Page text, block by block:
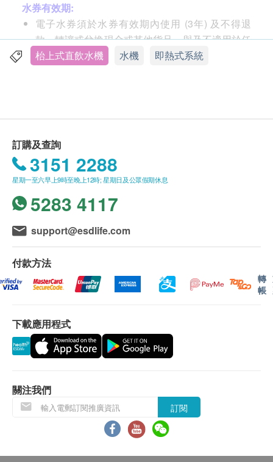
溫熱水機
出水口設有顏色指示燈，燈光會顯示出水溫度。
配有時間顯示及實際出水溫度。
備有磁吸式接水盤，出水時方便不同尺吋的水杯使
即熱式系統，可持續供應三種溫度(室溫水/70°C
/100°C)的熱水。
適用於4.5 / 8 / 12 公升樽裝水使用。
安全標誌/認證: IEC, EMF
水券有效期:
電子水券須於水券有效期內使用 (3年) 及不得退
款、轉讓或兌換現金或其他貨品，與及不適用於任
何臨時更改的送貨地址。
界的一般地區。
送貨服務不適用於偏遠地區 (例如: 禁區) 、離島、
愉景灣、流浮山、馬灣 (東涌市鎮除外)等地區及某
些偏遠區域或屈臣氏蒸餾水車輛難以到達之地方。
送貨費用:
樽裝蒸餾水 : 客戶每次須訂購最少兩箱8公升/ 12公
升/ 18公升裝蒸餾水方可享有免費送貨服務。
水機 : 享免費送貨服務
直接到達的地點及備有升降機能直接到達或步行不
多於20級樓梯之樓層。
位於無升降機設施的樓層或相應的送貨路程，由第
費及每層每支貨品港幣5元的行政費。
訂購須知
健康網購health.ESDlife只接受在香港的指定送貨
的帳單地址的訂單。
枱上式直飲水機 水機 即熱式系統
訂購及查詢
3151 2288
星期一至六早上9時至晚上12時; 星期日及公眾假期休息
5283 4117
support@esdlife.com
付款方法
轉
帳
下載應用程式
關注我們
訂閱